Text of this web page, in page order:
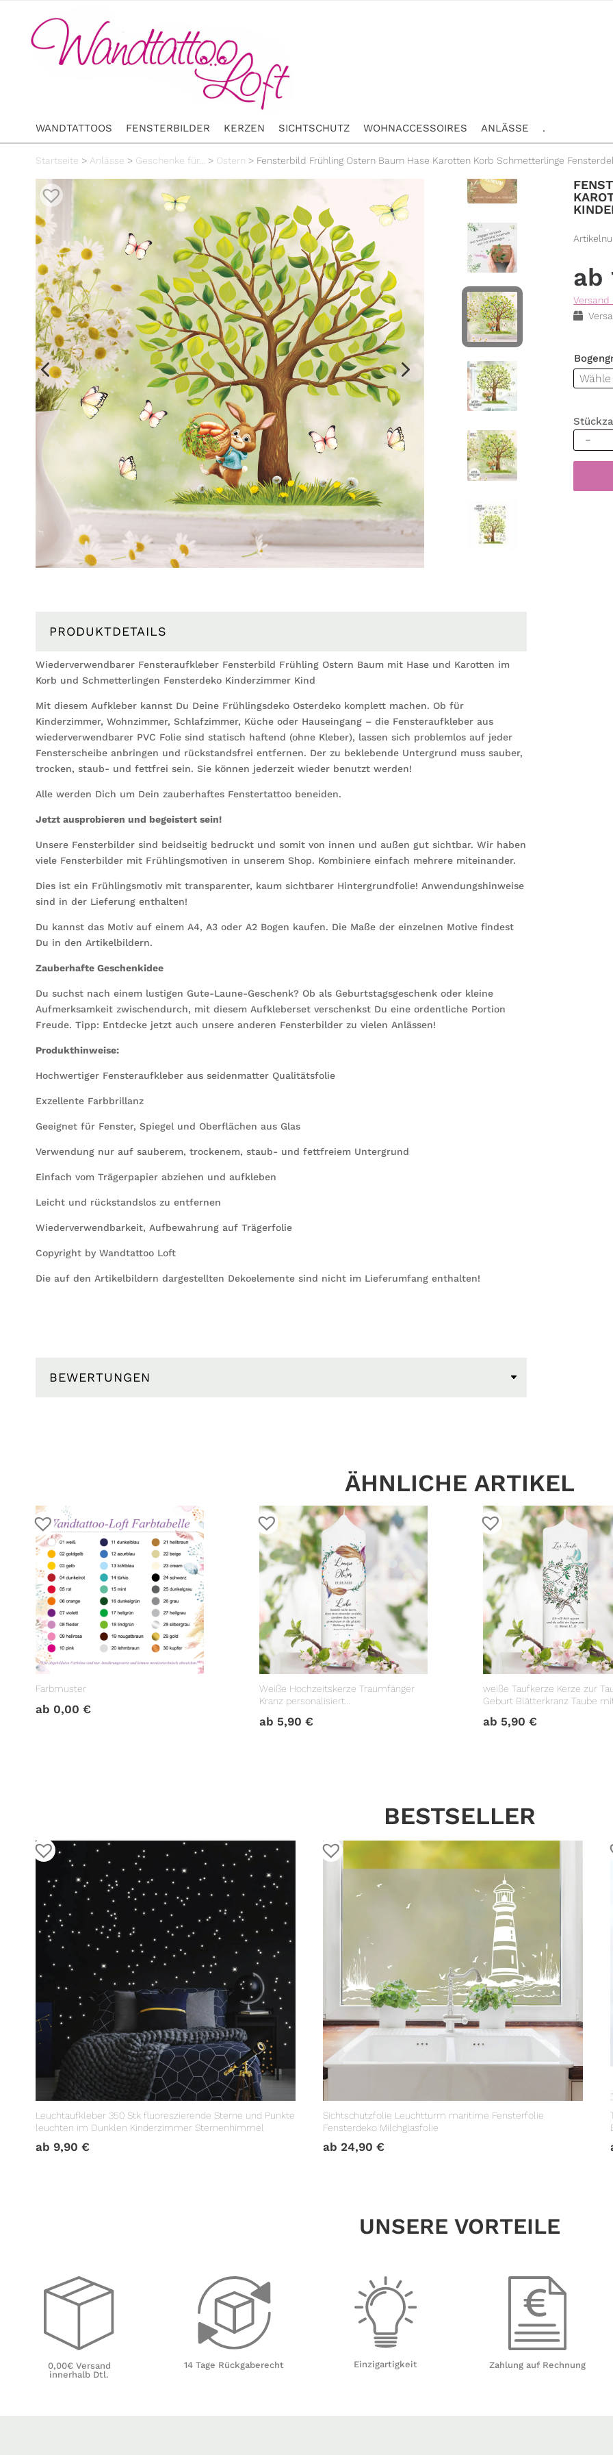
WANDTATTOOS FENSTERBILDER KERZEN SICHTSCHUTZ WOHNACCESSOIRES ANLÄSSE .
Startseite > Anlässe > Geschenke für... > Ostern > Fensterbild Frühling Ostern Baum Hase Karotten Korb Schmetterlinge
Versand
Frühling
PRODUKTDETAILS
Wiederverwendbarer Fensteraufkleber Fensterbild Frühling Ostern Baum mit Hase und Karotten im
Korb und Schmetterlingen Fensterdeko Kinderzimmer Kind
Mit diesem Aufkleber kannst Du Deine Frühlingsdeko Osterdeko komplett machen. Ob für
Kinderzimmer, Wohnzimmer, Schlafzimmer, Küche oder Hauseingang – die Fensteraufkleber aus
wiederverwendbarer PVC Folie sind statisch haftend (ohne Kleber), lassen sich problemlos auf jeder
Fensterscheibe anbringen und rückstandsfrei entfernen. Der zu beklebende Untergrund muss sauber,
trocken, staub- und fettfrei sein. Sie können jederzeit wieder benutzt werden!
Alle werden Dich um Dein zauberhaftes Fenstertattoo beneiden.
Jetzt ausprobieren und begeistert sein!
Unsere Fensterbilder sind beidseitig bedruckt und somit von innen und außen gut sichtbar. Wir haben
viele Fensterbilder mit Frühlingsmotiven in unserem Shop. Kombiniere einfach mehrere miteinander.
Dies ist ein Frühlingsmotiv mit transparenter, kaum sichtbarer Hintergrundfolie! Anwendungshinweise
sind in der Lieferung enthalten!
Du kannst das Motiv auf einem A4, A3 oder A2 Bogen kaufen. Die Maße der einzelnen Motive findest
Du in den Artikelbildern.
Zauberhafte Geschenkidee
Du suchst nach einem lustigen Gute-Laune-Geschenk? Ob als Geburtstagsgeschenk oder kleine
Aufmerksamkeit zwischendurch, mit diesem Aufkleberset verschenkst Du eine ordentliche Portion
Freude. Tipp: Entdecke jetzt auch unsere anderen Fensterbilder zu vielen Anlässen!
Produkthinweise:
Hochwertiger Fensteraufkleber aus seidenmatter Qualitätsfolie
Exzellente Farbbrillanz
Geeignet für Fenster, Spiegel und Oberflächen aus Glas
Verwendung nur auf sauberem, trockenem, staub- und fettfreiem Untergrund
Einfach vom Trägerpapier abziehen und aufkleben
Leicht und rückstandslos zu entfernen
Wiederverwendbarkeit, Aufbewahrung auf Trägerfolie
Copyright by Wandtattoo Loft
Die auf den Artikelbildern dargestellten Dekoelemente sind nicht im Lieferumfang enthalten!
BEWERTUNGEN
ÄHNLICHE ARTIKEL
Farbmuster
ab 0,00 €
Weiße Hochzeitskerze Traumfänger
Kranz personalisiert
ab 5,90€
weiße Taufkerze Kerze zur
Geburt Blätterkranz Taube
ab 5,90€
BESTSELLER
Leuchtaufkleber 350 Stk fluoreszierende Sterne und Punkte
leuchten im Dunklen Kinderzimmer Sternenhimmel
ab 9,90 €
Sichtschutzfolie Leuchtturm maritime Fensterfolie
Fensterdeko Milchglasfolie
ab 24,90 €
UNSERE VORTEILE
0,00€ Versand
innerhalb Dtl.
14 Tage Rückgaberecht Einzigartigkeit Zahlung auf Rechnung